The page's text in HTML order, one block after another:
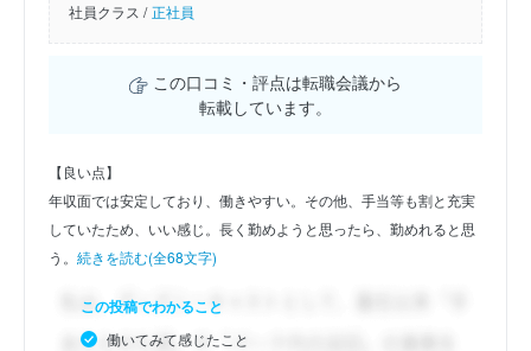
社員クラス / 正社員
この口コミ・評点は転職会議から
転載しています。
【良い点】
年収面では安定しており、働きやすい。その他、手当等も割と充実
していたため、いい感じ。長く勤めようと思ったら、勤めれると思
う。 続きを読む(全68文字)
この投稿でわかること
働いてみて感じたこと